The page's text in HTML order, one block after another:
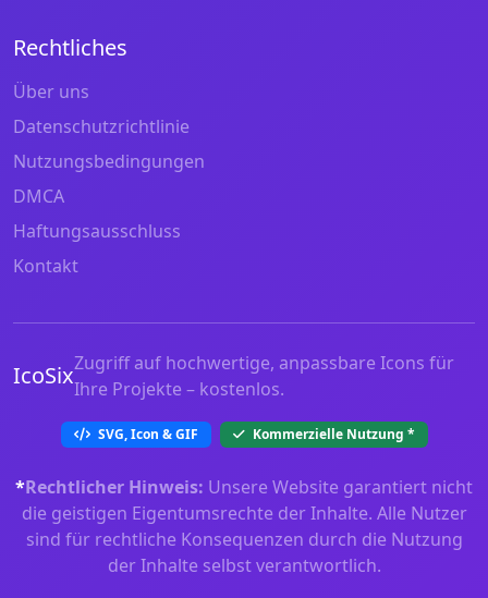
Rechtliches
Über uns
Datenschutzrichtlinie
Nutzungsbedingungen
DMCA
Haftungsausschluss
Kontakt
IcoSixZugriff auf hochwertige, anpassbare Icons für
Ihre Projekte – kostenlos.
SVG, Icon & GIF Kommerzielle Nutzung *
*Rechtlicher Hinweis: Unsere Website garantiert nicht
die geistigen Eigentumsrechte der Inhalte. Alle Nutzer
sind für rechtliche Konsequenzen durch die Nutzung
der Inhalte selbst verantwortlich.